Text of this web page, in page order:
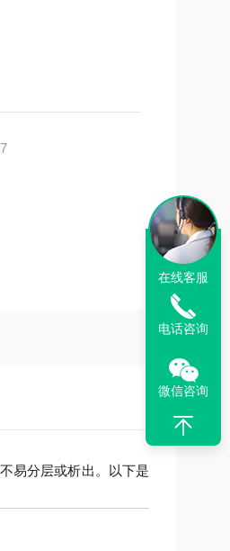
易分层或析出。以下是
在线客服
电话咨询
微信咨询